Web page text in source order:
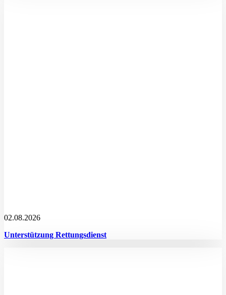
02.08.2026
Unterstützung Rettungsdienst